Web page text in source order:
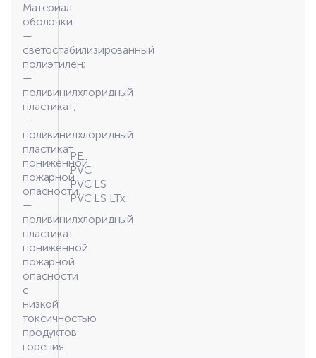
Материал
оболочки:
—
светостабилизированный
полиэтилен;
—
поливинилхлоридный
пластикат;
—
поливинилхлоридный
пластикат
пониженной
пожарной
опасности;
—
поливинилхлоридный
пластикат
пониженной
пожарной
опасности
с
низкой
токсичностью
продуктов
горения
PE
PVC
PVC LS
PVC LS LTx